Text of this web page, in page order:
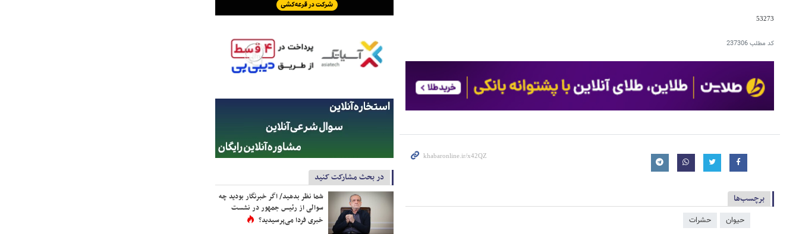
53273
کد مطلب237306
برچسب‌ها
حیوان حشرات
در بحث مشارکت کنید
شما نظر بدهید/ اگر خبرنگار بودید چه
سوالی از رئیس جمهور در نشست
خبری فردا می‌پرسیدید؟